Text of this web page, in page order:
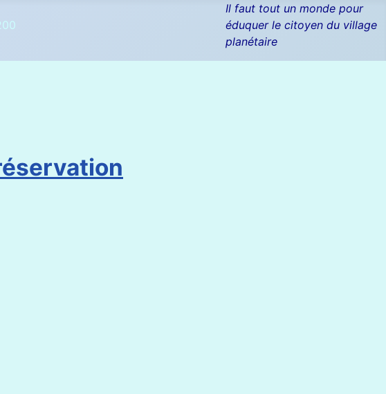
Il faut tout un monde pour
éduquer le citoyen du village
planétaire